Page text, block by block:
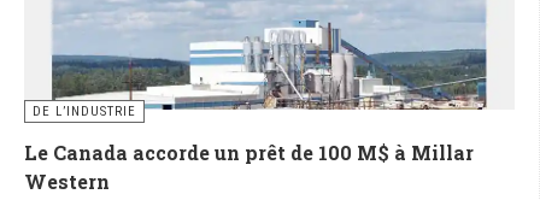
DE L’INDUSTRIE
Le Canada accorde un prêt de 100 M$ à Millar
Western